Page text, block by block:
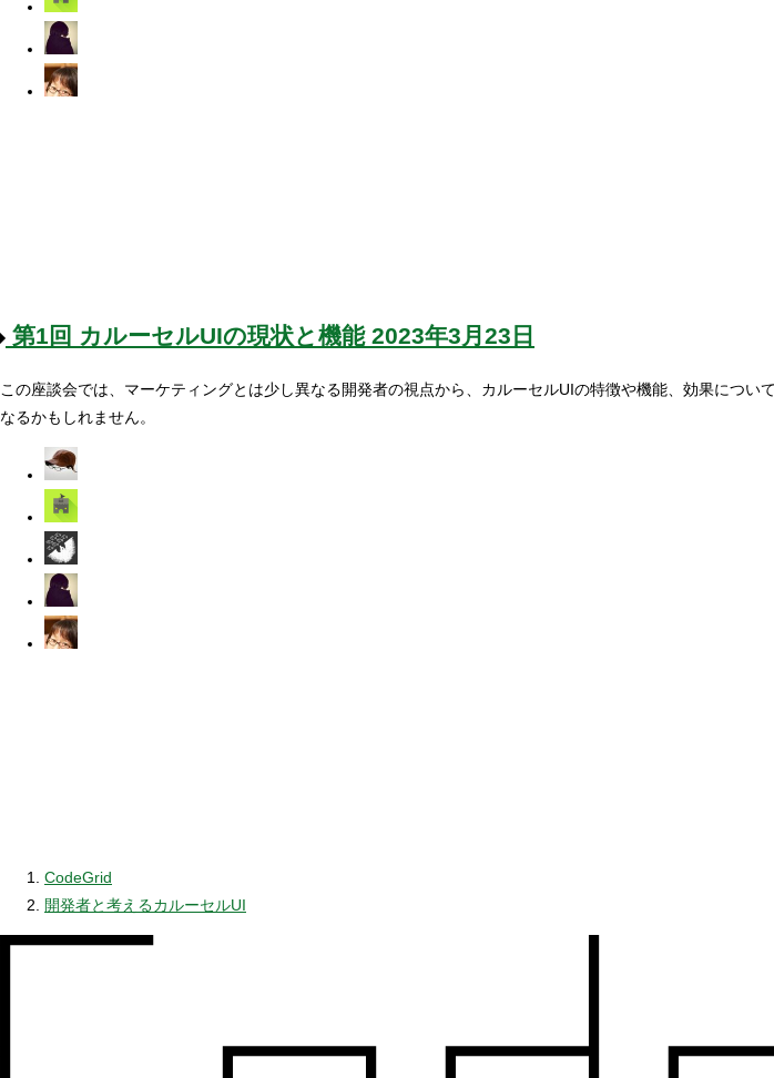
第1回 カルーセルUIの現状と機能 2023年3月23日
この座談会では、マーケティングとは少し異なる開発者の視点から、カルーセルUIの特徴や機能、効果につ
なるかもしれません。
CodeGrid
開発者と考えるカルーセルUI